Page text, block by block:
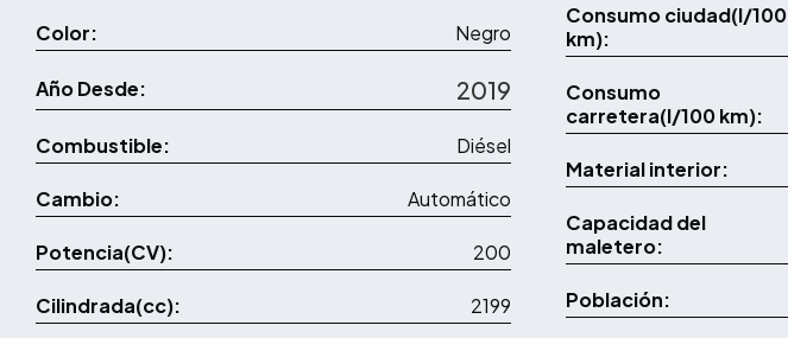
Color: Negro
Año Desde: 2019
Combustible: Diésel
Cambio: Automático
Potencia(CV): 200
Cilindrada(cc): 2199
Consumo ciudad(l/100
km):
Consumo
carretera(l/100 km):
Material interior:
Capacidad del
maletero:
Población: